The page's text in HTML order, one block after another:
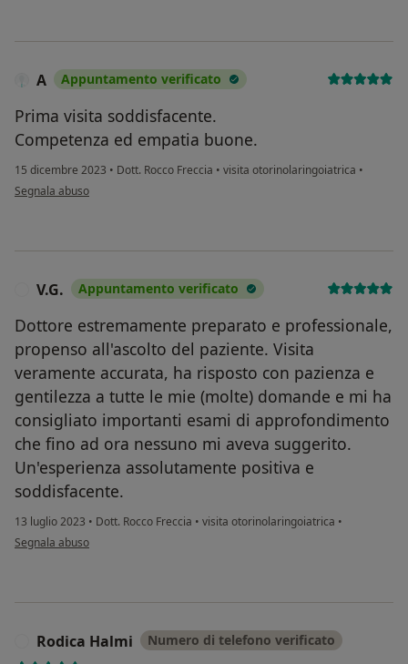
A Appuntamento verificato
Prima visita soddisfacente.
Competenza ed empatia buone.
15 dicembre 2023 • Dott. Rocco Freccia • visita otorinolaringoiatrica •
secondo l'opinione dell'utente A
Segnala abuso
V.G. Appuntamento verificato
Dottore estremamente preparato e professionale,
propenso all'ascolto del paziente. Visita
veramente accurata, ha risposto con pazienza e
gentilezza a tutte le mie (molte) domande e mi ha
consigliato importanti esami di approfondimento
che fino ad ora nessuno mi aveva suggerito.
Un'esperienza assolutamente positiva e
soddisfacente.
13 luglio 2023 • Dott. Rocco Freccia • visita otorinolaringoiatrica •
secondo l'opinione dell'utente V.G.
Segnala abuso
Rodica Halmi Numero di telefono verificato